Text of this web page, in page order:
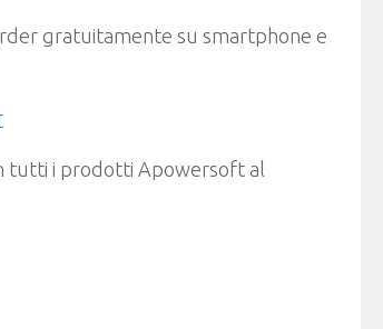
gratuitamente su smartphone e
tutti i prodotti Apowersoft al